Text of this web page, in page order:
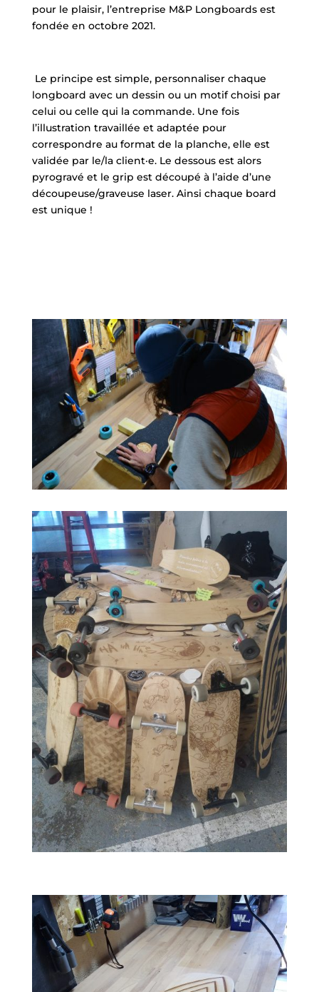
pour le plaisir, l’entreprise M&P Longboards est
fondée en octobre 2021.
Le principe est simple, personnaliser chaque
longboard avec un dessin ou un motif choisi par
celui ou celle qui la commande. Une fois
l’illustration travaillée et adaptée pour
correspondre au format de la planche, elle est
validée par le/la client·e. Le dessous est alors
pyrogravé et le grip est découpé à l’aide d’une
découpeuse/graveuse laser. Ainsi chaque board
est unique !